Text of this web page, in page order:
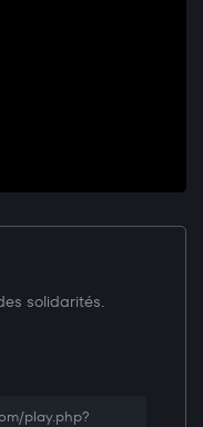
solidarités.
play.php?